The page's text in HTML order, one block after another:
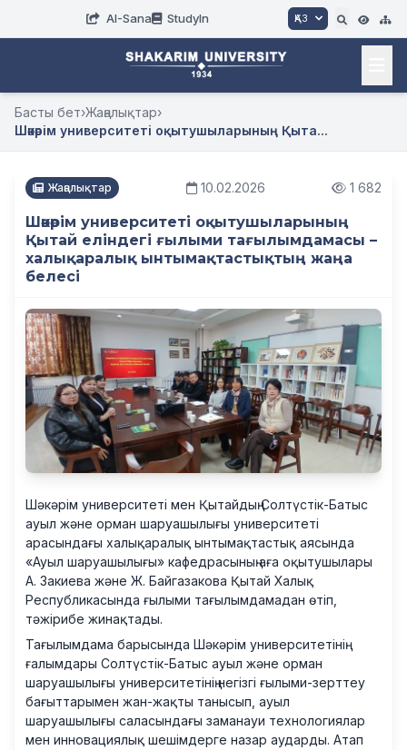
AI-Sana StudyIn ҚАЗ
Басты бет›Жаңалықтар›
Шәкәрім университеті оқытушыларының Қыта...
Жаңалықтар 10.02.2026 1 682
Шәкәрім университеті оқытушыларының
Қытай еліндегі ғылыми тағылымдамасы –
халықаралық ынтымақтастықтың жаңа
белесі
Шәкәрім университеті мен Қытайдың Солтүстік-Батыс
ауыл және орман шаруашылығы университеті
арасындағы халықаралық ынтымақтастық аясында
«Ауыл шаруашылығы» кафедрасының аға оқытушылары
А. Закиева және Ж. Байгазакова Қытай Халық
Республикасында ғылыми тағылымдамадан өтіп,
тәжірибе жинақтады.
Тағылымдама барысында Шәкәрім университетінің
ғалымдары Солтүстік-Батыс ауыл және орман
шаруашылығы университетінің негізгі ғылыми-зерттеу
бағыттарымен жан-жақты танысып, ауыл
шаруашылығы саласындағы заманауи технологиялар
мен инновациялық шешімдерге назар аударды. Атап